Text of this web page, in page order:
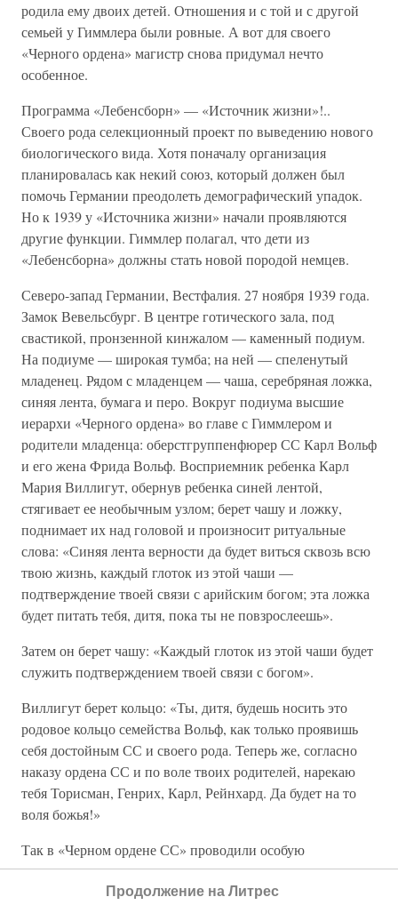
родила ему двоих детей. Отношения и с той и с другой
семьей у Гиммлера были ровные. А вот для своего
«Черного ордена» магистр снова придумал нечто
особенное.
Программа «Лебенсборн» — «Источник жизни»!..
Своего рода селекционный проект по выведению нового
биологического вида. Хотя поначалу организация
планировалась как некий союз, который должен был
помочь Германии преодолеть демографический упадок.
Но к 1939 у «Источника жизни» начали проявляются
другие функции. Гиммлер полагал, что дети из
«Лебенсборна» должны стать новой породой немцев.
Северо-запад Германии, Вестфалия. 27 ноября 1939 года.
Замок Вевельсбург. В центре готического зала, под
свастикой, пронзенной кинжалом — каменный подиум.
На подиуме — широкая тумба; на ней — спеленутый
младенец. Рядом с младенцем — чаша, серебряная ложка,
синяя лента, бумага и перо. Вокруг подиума высшие
иерархи «Черного ордена» во главе с Гиммлером и
родители младенца: оберстгруппенфюрер СС Карл Вольф
и его жена Фрида Вольф. Восприемник ребенка Карл
Мария Виллигут, обернув ребенка синей лентой,
стягивает ее необычным узлом; берет чашу и ложку,
поднимает их над головой и произносит ритуальные
слова: «Синяя лента верности да будет виться сквозь всю
твою жизнь, каждый глоток из этой чаши —
подтверждение твоей связи с арийским богом; эта ложка
будет питать тебя, дитя, пока ты не повзрослеешь».
Затем он берет чашу: «Каждый глоток из этой чаши будет
служить подтверждением твоей связи с богом».
Виллигут берет кольцо: «Ты, дитя, будешь носить это
родовое кольцо семейства Вольф, как только проявишь
себя достойным СС и своего рода. Теперь же, согласно
наказу ордена СС и по воле твоих родителей, нарекаю
тебя Торисман, Генрих, Карл, Рейнхард. Да будет на то
воля божья!»
Так в «Черном ордене СС» проводили особую
церемонию — имянаречения.
Продолжение на Литрес